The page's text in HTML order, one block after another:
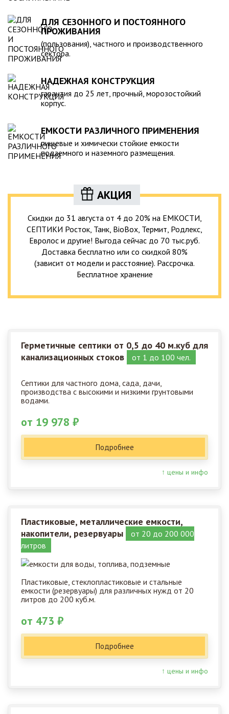
ДЛЯ СЕЗОННОГО И ПОСТОЯННОГО
ПРОЖИВАНИЯ
(пользования), частного и производственного
сектора.
НАДЕЖНАЯ КОНСТРУКЦИЯ
гарантия до 25 лет, прочный, морозостойкий
корпус.
ЕМКОСТИ РАЗЛИЧНОГО ПРИМЕНЕНИЯ
пищевые и химически стойкие емкости
подземного и наземного размещения.
АКЦИЯ
Скидки до 31 августа от 4 до 20% на ЕМКОСТИ,
СЕПТИКИ Росток, Танк, BioBox, Термит, Родлекс,
Евролос и другие! Выгода сейчас до 70 тыс.руб.
Доставка бесплатно или со скидкой 80%
(зависит от модели и расстояние). Рассрочка.
Бесплатное хранение
Герметичные септики от 0,5 до 40 м.куб для
канализационных стоков
от 1 до 100 чел.
Септики для частного дома, сада, дачи,
производства с высокими и низкими грунтовыми
водами.
от 19 978 ₽
Подробнее
↑ цены и инфо
Пластиковые, металлические емкости,
накопители, резервуары
от 20 до 200 000
литров
Пластиковые, стеклопластиковые и стальные
емкости (резервуары) для различных нужд от 20
литров до 200 куб.м.
от 473 ₽
Подробнее
↑ цены и инфо